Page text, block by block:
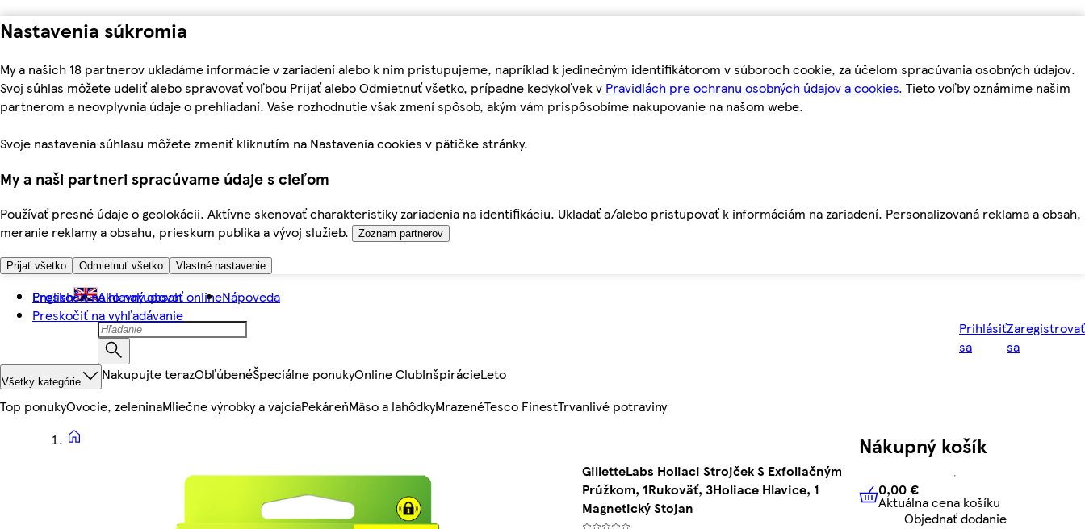
Nastavenia súkromia
My a našich 18 partnerov ukladáme informácie v zariadení alebo k nim pristupujeme, napríklad k jedinečným identifikátorom v súboroch cookie, za účelom spracúvania osobných údajov.
Svoj súhlas môžete udeliť alebo spravovať voľbou Prijať alebo Odmietnuť všetko, prípadne kedykoľvek v Pravidlách pre ochranu osobných údajov a cookies. Tieto voľby oznámime našim
partnerom a neovplyvnia údaje o prehliadaní. Vaše rozhodnutie však zmení spôsob, akým vám prispôsobíme nakupovanie na našom webe.
Svoje nastavenia súhlasu môžete zmeniť kliknutím na Nastavenia cookies v pätičke stránky.
My a naši partneri spracúvame údaje s cieľom
Používať presné údaje o geolokácii. Aktívne skenovať charakteristiky zariadenia na identifikáciu. Ukladať a/alebo pristupovať k informáciám na zariadení. Personalizovaná reklama a obsah,
meranie reklamy a obsahu, prieskum publika a vývoj služieb.
Zoznam partnerov
Prijať všetko Odmietnuť všetko Vlastné nastavenie
Preskočiť na hlavný obsah
Preskočiť na vyhľadávanie
English Ako nakupovať onlineNápoveda
Prihlásiť
sa
Zaregistrovať
sa
Všetky kategórie Nakupujte terazObľúbenéŠpeciálne ponukyOnline ClubInšpirácieLeto
Top ponukyOvocie, zeleninaMliečne výrobky a vajciaPekáreňMäso a lahôdkyMrazenéTesco FinestTrvanlivé potraviny
GilletteLabs Holiaci Strojček S Exfoliačným
Prúžkom, 1Rukoväť, 3Holiace Hlavice, 1
Magnetický Stojan
Nákupný košík
0,00 € Aktuálna cena košíku
0,00 €
Aktuálna cena košíku
Objednať dodanie